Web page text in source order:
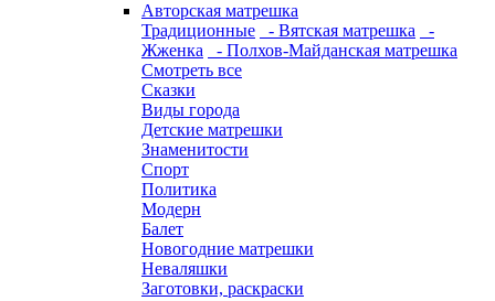
Авторская матрешка
Традиционные
- Вятская матрешка
-
Жженка
- Полхов-Майданская матрешка
Смотреть все
Сказки
Виды города
Детские матрешки
Знаменитости
Спорт
Политика
Модерн
Балет
Новогодние матрешки
Неваляшки
Заготовки, раскраски